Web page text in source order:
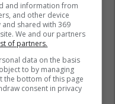
aspektin
të krijojë një
e tij e jetës
and information from
and other device
shared with 369
We and our partners
of partners.
data on the basis
to by managing
the bottom of this page
consent in privacy